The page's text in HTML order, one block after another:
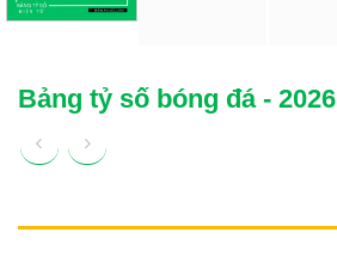
Bảng tỷ số bóng đá - 2026